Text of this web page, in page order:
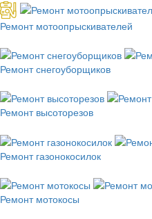
Ремонт мотоопрыскивателей
Ремонт снегоуборщиков
Ремонт высоторезов
Ремонт газонокосилок
Ремонт мотокосы